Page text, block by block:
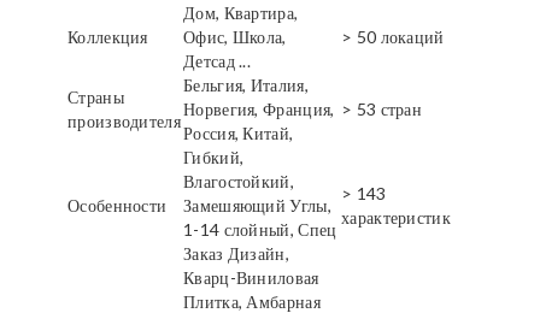
Коллекция
Дом, Квартира,
Офис, Школа,
Детсад ...
> 50 локаций
Страны
производителя
Бельгия, Италия,
Норвегия, Франция,
Россия, Китай,
> 53 стран
Особенности
Гибкий,
Влагостойкий,
Замешяющий Углы,
1-14 слойный, Спец
Заказ Дизайн,
> 143
характеристик
Кварц-Виниловая
Плитка, Амбарная